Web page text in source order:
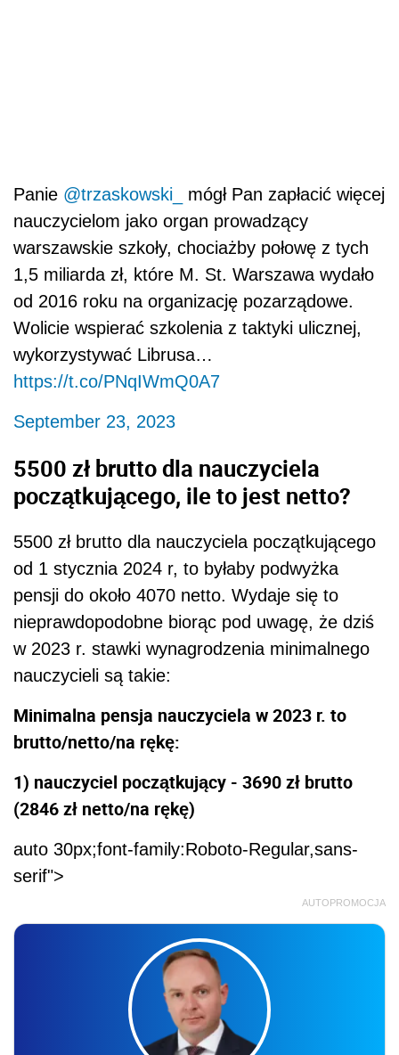
Panie @trzaskowski_
mógł Pan zapłacić więcej
nauczycielom jako organ prowadzący
warszawskie szkoły, chociażby połowę z tych
1,5 miliarda zł, które M. St. Warszawa wydało
od 2016 roku na organizację pozarządowe.
Wolicie wspierać szkolenia z taktyki ulicznej,
wykorzystywać Librusa…
https://t.co/PNqIWmQ0A7
September 23, 2023
5500 zł brutto dla nauczyciela
początkującego, ile to jest netto?
5500 zł brutto dla nauczyciela początkującego
od 1 stycznia 2024 r, to byłaby podwyżka
pensji do około 4070 netto. Wydaje się to
nieprawdopodobne biorąc pod uwagę, że dziś
w 2023 r. stawki wynagrodzenia minimalnego
nauczycieli są takie:
Minimalna pensja nauczyciela w 2023 r. to
brutto/netto/na rękę:
1) nauczyciel początkujący - 3690 zł brutto
(2846zł netto/na rękę)
auto 30px;font-family:Roboto-Regular,sans-
serif">
AUTOPROMOCJA